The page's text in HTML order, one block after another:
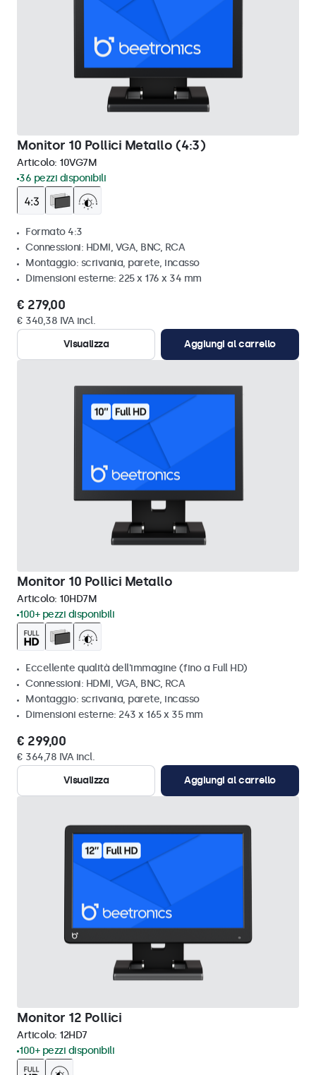
Monitor 10 Pollici Metallo (4:3)
Articolo: 10VG7M
36 pezzi disponibili
Formato 4:3
Connessioni: HDMI, VGA, BNC, RCA
Montaggio: scrivania, parete, incasso
Dimensioni esterne: 225 x 176 x 34 mm
€ 279,00
€ 340,38 IVA incl.
Visualizza
Aggiungi al carrello
Monitor 10 Pollici Metallo
Articolo: 10HD7M
100+ pezzi disponibili
Eccellente qualità dell'immagine (fino a Full HD)
Connessioni: HDMI, VGA, BNC, RCA
Montaggio: scrivania, parete, incasso
Dimensioni esterne: 243 x 165 x 35 mm
€ 299,00
€ 364,78 IVA incl.
Visualizza
Aggiungi al carrello
Monitor 12 Pollici
Articolo: 12HD7
100+ pezzi disponibili